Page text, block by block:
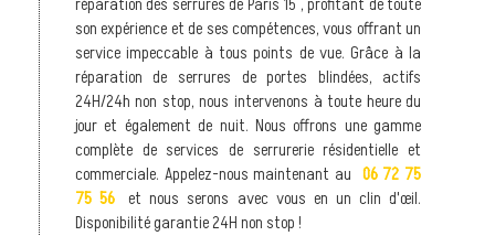
son expérience et de ses compétences, vous offrant un
service impeccable à tous points de vue. Grâce à la
réparation de serrures de portes blindées, actifs
24H/24h non stop, nous intervenons à toute heure du
jour et également de nuit. Nous offrons une gamme
complète de services de serrurerie résidentielle et
commerciale. Appelez-nous maintenant au 06 72 75
75 56 et nous serons avec vous en un clin d'œil.
Disponibilité garantie 24H non stop !